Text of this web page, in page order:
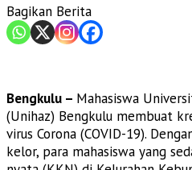
Bagikan Berita
Bengkulu – Mahasiswa
(Unihaz) Bengkulu membuat
virus Corona (COVID-19).
kelor, para mahasiswa yang